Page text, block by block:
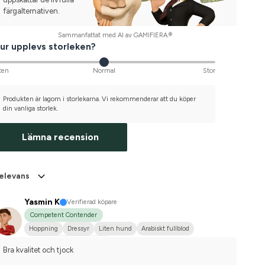
färgalternativen.
Sammanfattat med AI av GAMIFIERA.®
upplevs storleken?
Normal Stor
Produkten är lagom i storlekarna. Vi rekommenderar att du köper
din vanliga storlek.
Lämna recension
Yasmin K
Verifierad köpare
Competent Contender
Hoppning
Dressyr Liten hund
Arabiskt fullblod
Bra kvalitet och tjock